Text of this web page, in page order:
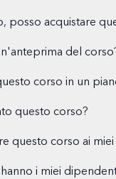
posso acquistare
del
corso in un
questo corso?
questo corso ai
i miei